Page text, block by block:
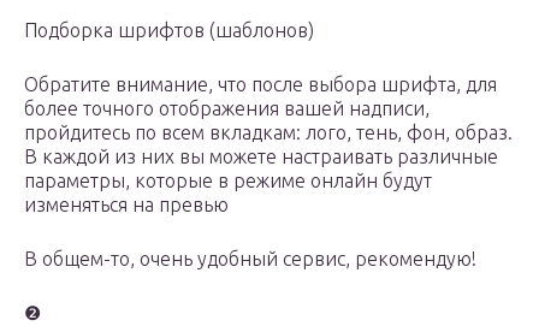
Подборка шрифтов (шаблонов)
Обратите внимание, что после выбора шрифта, для
более точного отображения вашей надписи,
пройдитесь по всем вкладкам: лого, тень, фон, образ.
В каждой из них вы можете настраивать различные
параметры, которые в режиме онлайн будут
изменяться на превью
В общем-то, очень удобный сервис, рекомендую!
❷